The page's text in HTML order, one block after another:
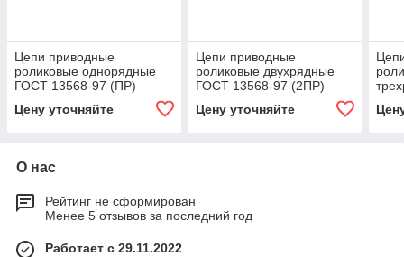
Цепи приводные
роликовые однорядные
ГОСТ 13568-97 (ПР)
Цену уточняйте
Цепи приводные
роликовые двухрядные
ГОСТ 13568-97 (2ПР)
Цену уточняйте
О нас
Рейтинг не сформирован
Менее 5 отзывов за последний год
Работает с 29.11.2022